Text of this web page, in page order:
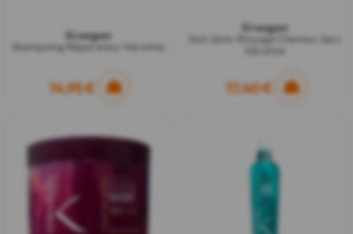
Kreogen
Shampoing Réparateur Kératine
14,95 €
Kreogen
Soin Sans-Rinçage Cheveux Secs
17,40 €